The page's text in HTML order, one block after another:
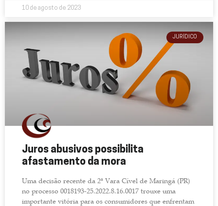
10 de agosto de 2023
JURÍDICO
Juros abusivos possibilita
afastamento da mora
Uma decisão recente da 2ª Vara Cível de Maringá (PR)
no processo 0018193-25.2022.8.16.0017 trouxe uma
importante vitória para os consumidores que enfrentam